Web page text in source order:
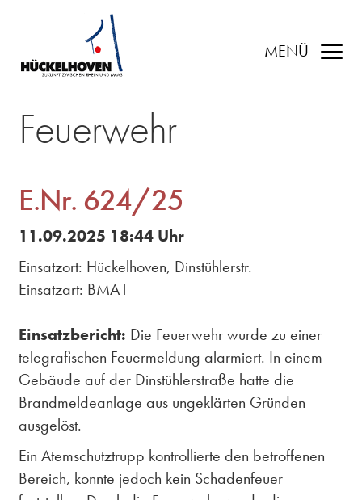
MENÜ
Feuerwehr
E.Nr. 624/25
11.09.2025 18:44 Uhr
Einsatzort: Hückelhoven, Dinstühlerstr.
Einsatzart: BMA1
Einsatzbericht: Die Feuerwehr wurde zu einer
telegrafischen Feuermeldung alarmiert. In einem
Gebäude auf der Dinstühlerstraße hatte die
Brandmeldeanlage aus ungeklärten Gründen
ausgelöst.
Ein Atemschutztrupp kontrollierte den betroffenen
Bereich, konnte jedoch kein Schadenfeuer